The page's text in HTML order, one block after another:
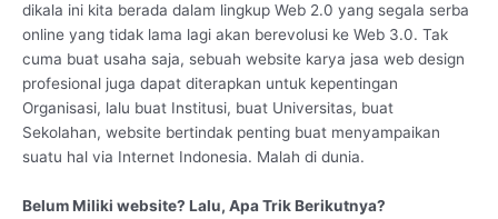
dikala ini kita berada dalam lingkup Web 2.0 yang segala serba
online yang tidak lama lagi akan berevolusi ke Web 3.0. Tak
cuma buat usaha saja, sebuah website karya jasa web design
profesional juga dapat diterapkan untuk kepentingan
Organisasi, lalu buat Institusi, buat Universitas, buat
Sekolahan, website bertindak penting buat menyampaikan
suatu hal via Internet Indonesia. Malah di dunia.
Belum Miliki website? Lalu, Apa Trik Berikutnya?